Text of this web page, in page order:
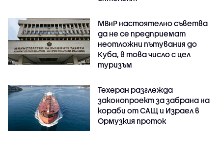
МВнР настоятелно съветва
да не се предприемат
неотложни пътувания до
Куба, в това число с цел
туризъм
Техеран разглежда
законопроект за забрана на
кораби от САЩ и Израел в
Ормузкия проток